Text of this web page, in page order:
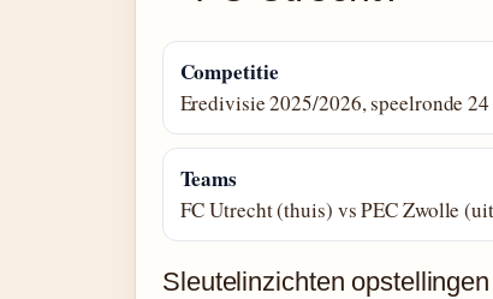
Competitie
Eredivisie 2025/2026, speelronde 24
Teams
FC Utrecht (thuis) vs PEC Zwolle
Sleutelinzichten opstellingen